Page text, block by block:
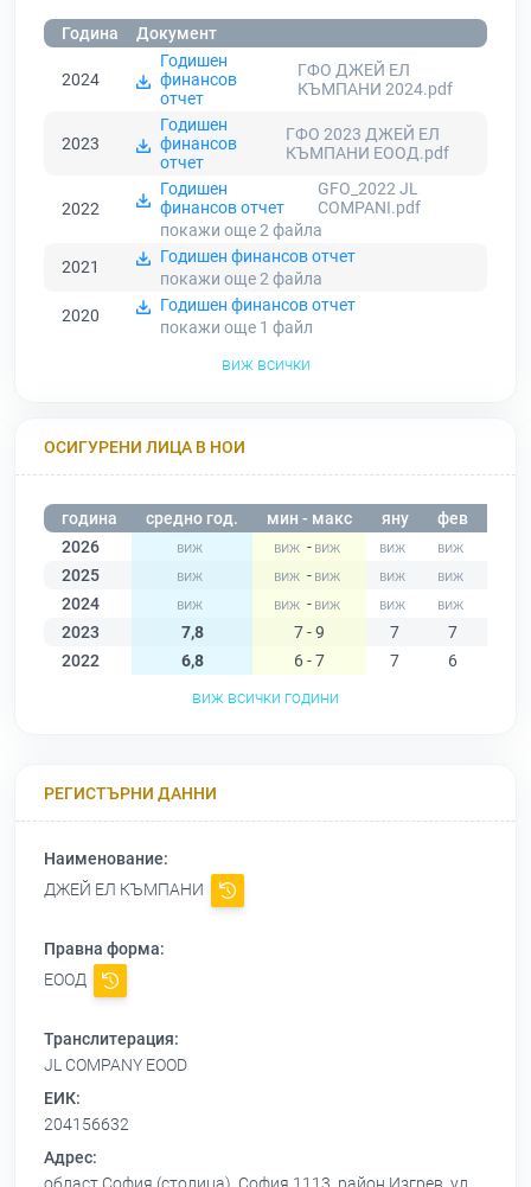
Година Документ
2024
Годишен
финансов
отчет
ГФО ДЖЕЙ ЕЛ
КЪМПАНИ 2024.pdf
2023
Годишен
финансов
отчет
ГФО 2023 ДЖЕЙ ЕЛ
КЪМПАНИ ЕООД.pdf
2022
Годишен
финансов отчет
GFO_2022 JL
COMPANI.pdf
покажи още 2файла
2021
Годишен финансов отчет
покажи още 2файла
2020
Годишен финансов отчет
покажи още 1 файл
виж всички
ОСИГУРЕНИ ЛИЦА В НОИ
година средно год. мин - макс яну фев
2026
-
2025
-
2024
-
2023
7,8 7 - 9 7 7
2022
6,8 6 - 7 7 6
виж всички години
РЕГИСТЪРНИ ДАННИ
Наименование:
ДЖЕЙ ЕЛ КЪМПАНИ
Правна форма:
ЕООД
Транслитерация:
JL COMPANY EOOD
ЕИК:
204156632
Адрес: